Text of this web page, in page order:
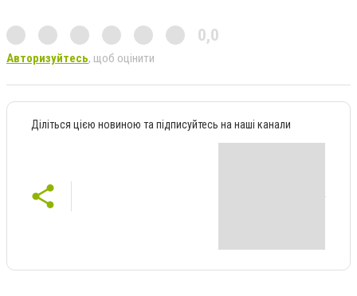
0,0
Авторизуйтесь, щоб оцінити
Діліться цією новиною та підписуйтесь на наші канали